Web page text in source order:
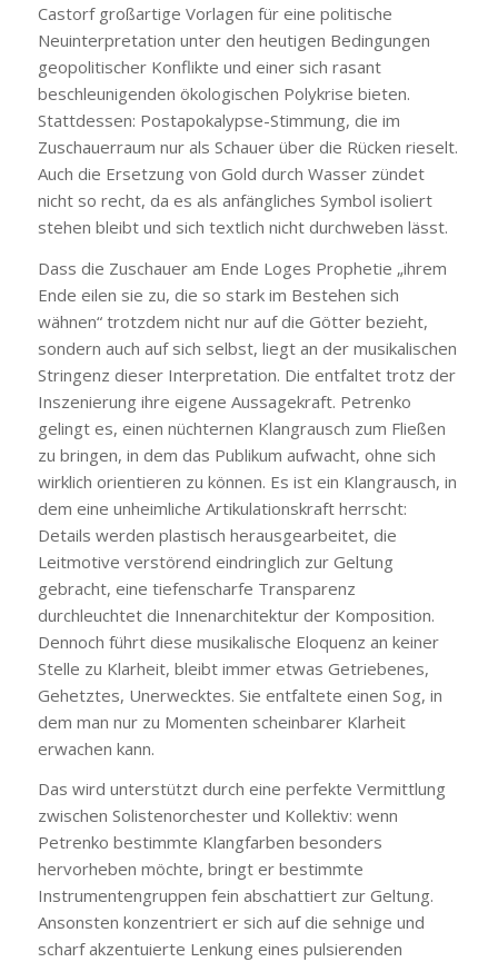
Castorf großartige Vorlagen für eine politische
Neuinterpretation unter den heutigen Bedingungen
geopolitischer Konflikte und einer sich rasant
beschleunigenden ökologischen Polykrise bieten.
Stattdessen: Postapokalypse-Stimmung, die im
Zuschauerraum nur als Schauer über die Rücken rieselt.
Auch die Ersetzung von Gold durch Wasser zündet
nicht so recht, da es als anfängliches Symbol isoliert
stehen bleibt und sich textlich nicht durchweben lässt.
Dass die Zuschauer am Ende Loges Prophetie „ihrem
Ende eilen sie zu, die so stark im Bestehen sich
wähnen“ trotzdem nicht nur auf die Götter bezieht,
sondern auch auf sich selbst, liegt an der musikalischen
Stringenz dieser Interpretation. Die entfaltet trotz der
Inszenierung ihre eigene Aussagekraft. Petrenko
gelingt es, einen nüchternen Klangrausch zum Fließen
zu bringen, in dem das Publikum aufwacht, ohne sich
wirklich orientieren zu können. Es ist ein Klangrausch, in
dem eine unheimliche Artikulationskraft herrscht:
Details werden plastisch herausgearbeitet, die
Leitmotive verstörend eindringlich zur Geltung
gebracht, eine tiefenscharfe Transparenz
durchleuchtet die Innenarchitektur der Komposition.
Dennoch führt diese musikalische Eloquenz an keiner
Stelle zu Klarheit, bleibt immer etwas Getriebenes,
Gehetztes, Unerwecktes. Sie entfaltete einen Sog, in
dem man nur zu Momenten scheinbarer Klarheit
erwachen kann.
Das wird unterstützt durch eine perfekte Vermittlung
zwischen Solistenorchester und Kollektiv: wenn
Petrenko bestimmte Klangfarben besonders
hervorheben möchte, bringt er bestimmte
Instrumentengruppen fein abschattiert zur Geltung.
Ansonsten konzentriert er sich auf die sehnige und
scharf akzentuierte Lenkung eines pulsierenden